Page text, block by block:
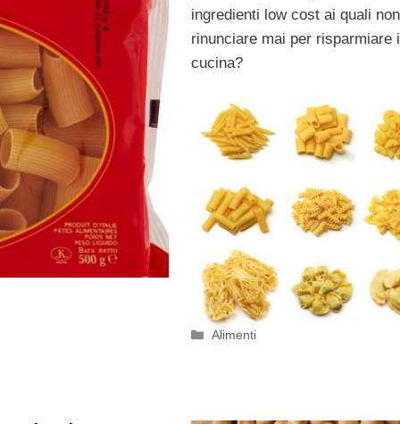
ingredienti low cost ai quali non
rinunciare mai per risparmiare
cucina?
Categorie
Alimenti